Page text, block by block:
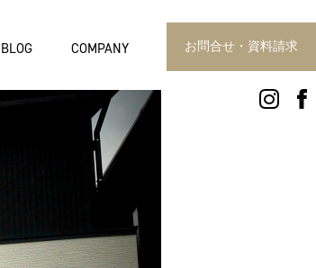
BLOG COMPANY お問合せ・資料請求